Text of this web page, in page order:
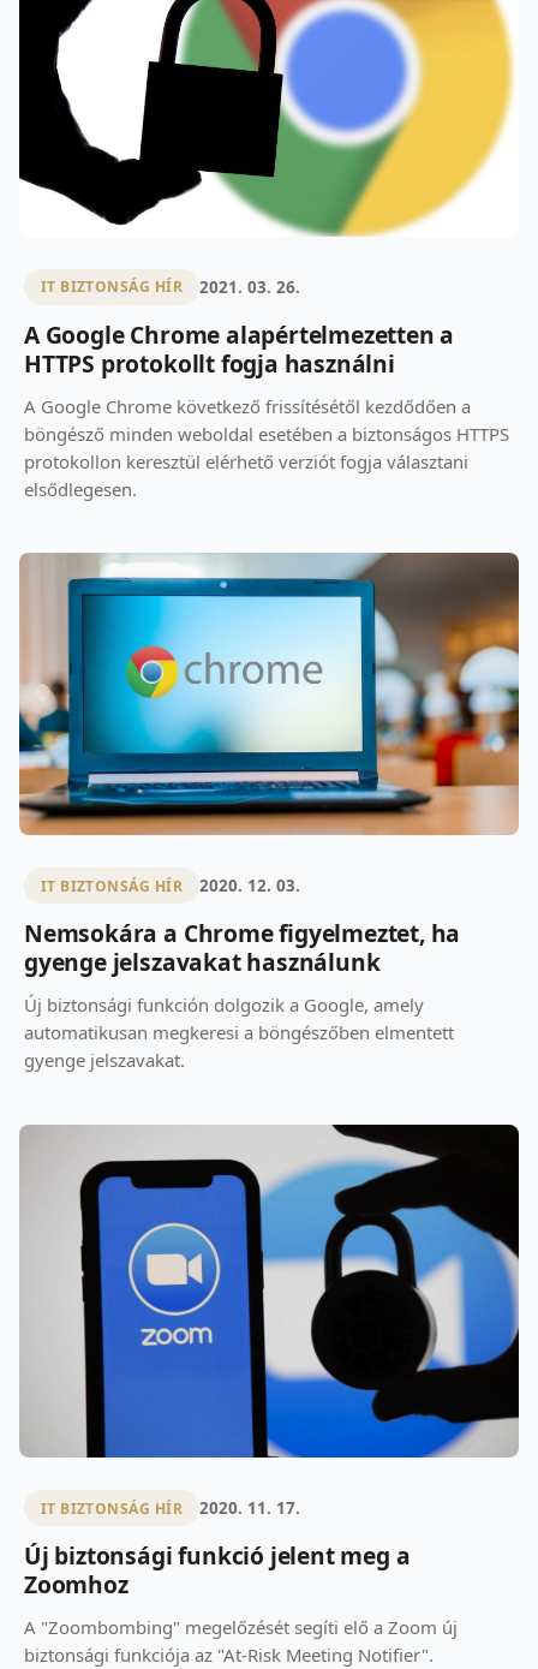
IT BIZTONSÁG HÍR 2021. 03. 26.
A Google Chrome alapértelmezetten a
HTTPS protokollt fogja használni
A Google Chrome következő frissítésétől kezdődően a
böngésző minden weboldal esetében a biztonságos HTTPS
protokollon keresztül elérhető verziót fogja választani
elsődlegesen.
IT BIZTONSÁG HÍR 2020. 12. 03.
Nemsokára a Chrome figyelmeztet, ha
gyenge jelszavakat használunk
Új biztonsági funkción dolgozik a Google, amely
automatikusan megkeresi a böngészőben elmentett
gyenge jelszavakat.
IT BIZTONSÁG HÍR 2020. 11. 17.
Új biztonsági funkció jelent meg a
Zoomhoz
A "Zoombombing" megelőzését segíti elő a Zoom új
biztonsági funkciója az "At-Risk Meeting Notifier".